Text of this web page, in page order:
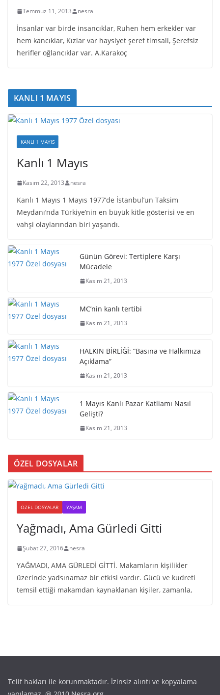
Temmuz 11, 2013 nesra
İnsanlar var birde insancıklar, Ruhen hem erkekler var
hem kancıklar, Kızlar var haysiyet şeref timsali, Şerefsiz
herifler oğlancıklar var. A.Karakoç
KANLI 1 MAYIS
KANLI 1 MAYIS
Kanlı 1 Mayıs
Kasım 22, 2013 nesra
Kanlı 1 Mayıs 1 Mayıs 1977’de İstanbul’un Taksim
Meydanı’nda Türkiye’nin en büyük kitle gösterisi ve en
vahşi olaylarından biri yaşandı.
Günün Görevi: Tertiplere Karşı
Mücadele
Kasım 21, 2013
MC’nin kanlı tertibi
Kasım 21, 2013
HALKIN BİRLİĞİ: “Basına ve Halkımıza
Açıklama”
Kasım 21, 2013
1 Mayıs Kanlı Pazar Katliamı Nasıl
Gelişti?
Kasım 21, 2013
ÖZEL DOSYALAR
ÖZEL DOSYALAR YAŞAM
Yağmadı, Ama Gürledi Gitti
Şubat 27, 2016 nesra
YAĞMADI, AMA GÜRLEDİ GİTTİ. Makamların kişilikler
üzerinde yadsınamaz bir etkisi vardır. Gücü ve kudreti
temsil ettiği makamdan kaynaklanan kişiler, zamanla,
Telif hakları ile korunmaktadır. İzinsiz alıntı ve kopyalama